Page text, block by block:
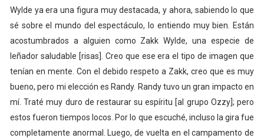
Wylde ya era una figura muy destacada, y ahora, sabiendo lo que
sé sobre el mundo del espectáculo, lo entiendo muy bien. Están
acostumbrados a alguien como Zakk Wylde, una especie de
leñador saludable [risas]. Creo que ese era el tipo de imagen que
tenían en mente. Con el debido respeto a Zakk, creo que es muy
bueno, pero mi elección es Randy. Randy tuvo un gran impacto en
mí. Traté muy duro de restaurar su espíritu [al grupo Ozzy]; pero
estos fueron tiempos locos. Por lo que escuché, incluso la gira fue
completamente anormal. Luego, de vuelta en el campamento de